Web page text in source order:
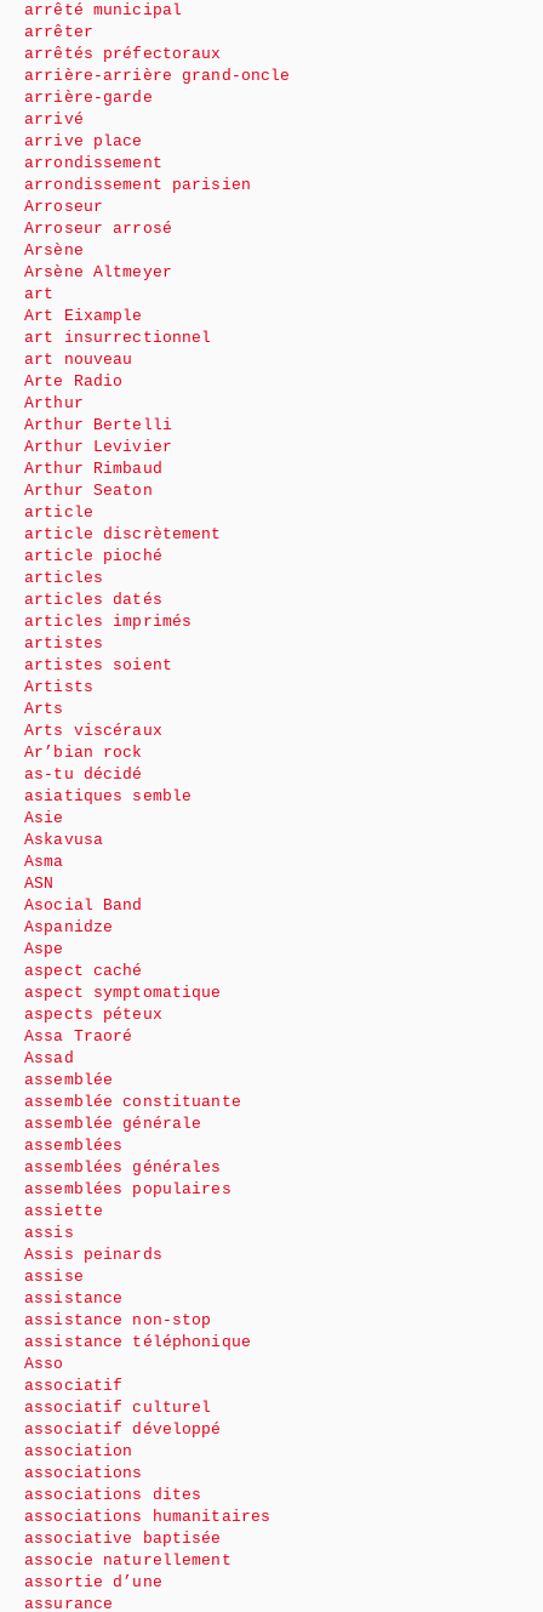
arrêté municipal
arrêter
arrêtés préfectoraux
arrière-arrière grand-oncle
arrière-garde
arrivé
arrive place
arrondissement
arrondissement parisien
Arroseur
Arroseur arrosé
Arsène
Arsène Altmeyer
art
Art Eixample
art insurrectionnel
art nouveau
Arte Radio
Arthur
Arthur Bertelli
Arthur Levivier
Arthur Rimbaud
Arthur Seaton
article
article discrètement
article pioché
articles
articles datés
articles imprimés
artistes
artistes soient
Artists
Arts
Arts viscéraux
Ar’bian rock
as-tu décidé
asiatiques semble
Asie
Askavusa
Asma
ASN
Asocial Band
Aspanidze
Aspe
aspect caché
aspect symptomatique
aspects péteux
Assa Traoré
Assad
assemblée
assemblée constituante
assemblée générale
assemblées
assemblées générales
assemblées populaires
assiette
assis
Assis peinards
assise
assistance
assistance non-stop
assistance téléphonique
Asso
associatif
associatif culturel
associatif développé
association
associations
associations dites
associations humanitaires
associative baptisée
associe naturellement
assortie d’une
assurance